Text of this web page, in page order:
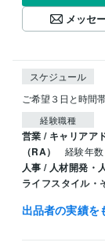
メッセ
スケジュール
ご希望３日と時間
経験職種
営業 / キャリアア
（RA）
経験年
人事 / 人材開発・
ライフスタイル・
職歴
出品者の実績を